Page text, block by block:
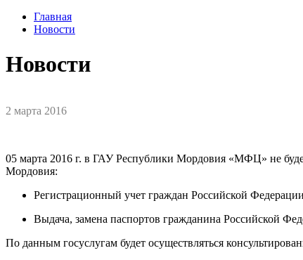
Главная
Новости
Новости
2 марта 2016
05 марта 2016 г. в ГАУ Республики Мордовия «МФЦ» не
Мордовия:
Регистрационный учет граждан Российской
Выдача, замена паспортов гражданина Российской
По данным госуслугам будет осуществляться